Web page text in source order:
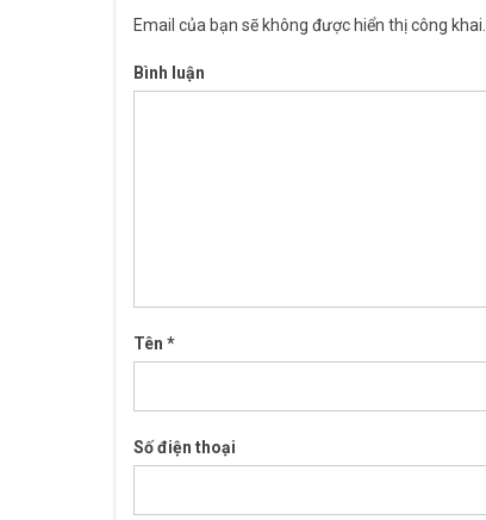
Email của bạn sẽ không được hiển thị công khai.
Bình luận
Tên *
Số điện thoại